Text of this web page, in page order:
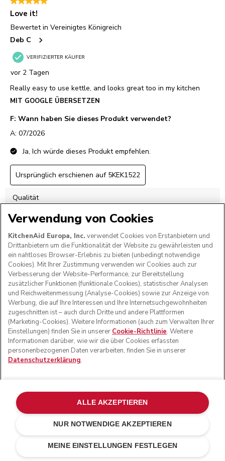
€ 199,20 Kosten einsparen€ 49,80
Verwendung von Cookies
KitchenAid Europa, Inc. verwendet Cookies von Erstanbietern und
Drittanbietern um die Funktionalität der Website zu gewährleisten und
ein nahtloses Browser-Erlebnis zu bieten (unbedingt notwendige
Cookies). Mit Ihrer Zustimmung verwenden wir Cookies auch zur
Verbesserung der Website-Performance, zur Bereitstellung
zusätzlicher Funktionen (funktionale Cookies), statistischer Analysen
und Reichweitenmessung (Analyse-Cookies) sowie zur Anzeige von
Werbung, die auf Ihre Interessen und Ihre Internetsuchgewohnheiten
zugeschnitten ist – auch durch Dritte und andere Plattformen
(Marketing-Cookies). Weitere Informationen (auch zum Verwalten Ihrer
Einstellungen) finden Sie in unserer Cookie-Richtlinie. Weitere
Informationen darüber, wie wir die über Cookies erfassten
personenbezogenen Daten verarbeiten, finden Sie in unserer
Datenschutzerklärung.
MEINE EINSTELLUNGEN FESTLEGEN
NUR NOTWENDIGE AKZEPTIEREN
ALLE AKZEPTIEREN